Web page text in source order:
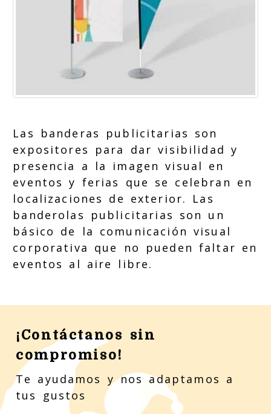
Las banderas publicitarias son
expositores para dar visibilidad y
presencia a la imagen visual en
eventos y ferias que se celebran en
localizaciones de exterior. Las
banderolas publicitarias son un
básico de la comunicación visual
corporativa que no pueden faltar en
eventos al aire libre.
¡Contáctanos sin
compromiso!
Te ayudamos y nos adaptamos a
tus gustos